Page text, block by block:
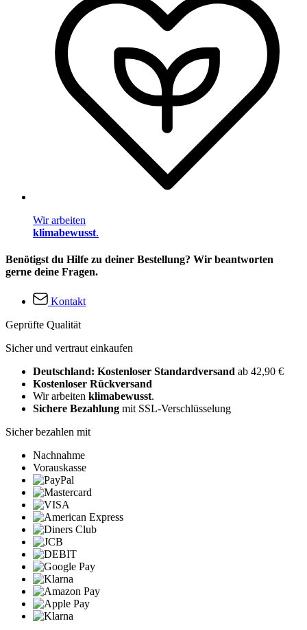
Wir arbeiten
klimabewusst.
Benötigst du Hilfe zu deiner Bestellung? Wir beantworten
gerne deine Fragen.
Kontakt
Geprüfte Qualität
Sicher und vertraut einkaufen
Deutschland: Kostenloser Standardversand ab 42,90 €
Kostenloser Rückversand
Wir arbeiten klimabewusst.
Sichere Bezahlung mit SSL-Verschlüsselung
Sicher bezahlen mit
Nachnahme
Vorauskasse